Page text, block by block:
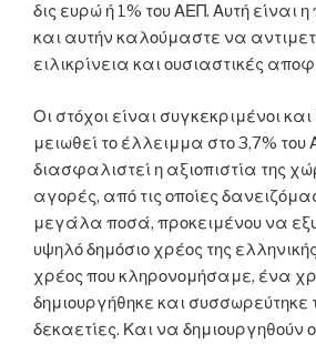
δις ευρώ ή 1% του ΑΕΠ. Αυτή είναι
και αυτήν καλούμαστε να
ειλικρίνεια και ουσιαστικές
Οι στόχοι είναι συγκεκριμένοι
μειωθεί το έλλειμμα στο 3,7%
διασφαλιστεί η αξιοπιστία της
αγορές, από τις οποίες
μεγάλα ποσά, προκειμένου να
υψηλό δημόσιο χρέος της
χρέος που κληρονομήσαμε, ένα
δημιουργήθηκε και συσσωρεύτηκε
δεκαετίες. Και να δημιουργηθούν